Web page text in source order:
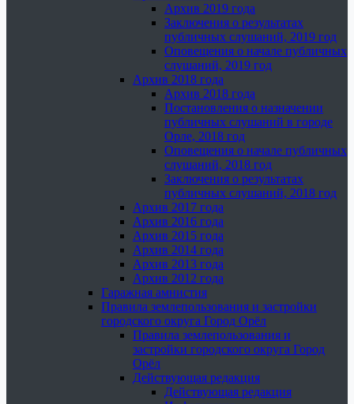
Архив 2019 года
Заключения о результатах
публичных слушаний, 2019 год
Оповещения о начале публичных
слушаний, 2019 год
Архив 2018 года
Архив 2018 года
Постановления о назначении
публичных слушаний в городе
Орле, 2018 год
Оповещения о начале публичных
слушаний, 2018 год
Заключения о результатах
публичных слушаний, 2018 год
Архив 2017 года
Архив 2016 года
Архив 2015 года
Архив 2014 года
Архив 2013 года
Архив 2012 года
Гаражная амнистия
Правила землепользования и застройки
городского округа Город Орёл
Правила землепользования и
застройки городского округа Город
Орёл
Действующая редакция
Действующая редакция